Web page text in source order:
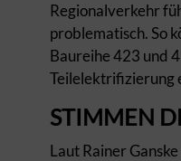
Regionalverkehr
problematisch. So
Baureihe 423 und
Teilelektrifizierung
STIMMEN
Laut Rainer